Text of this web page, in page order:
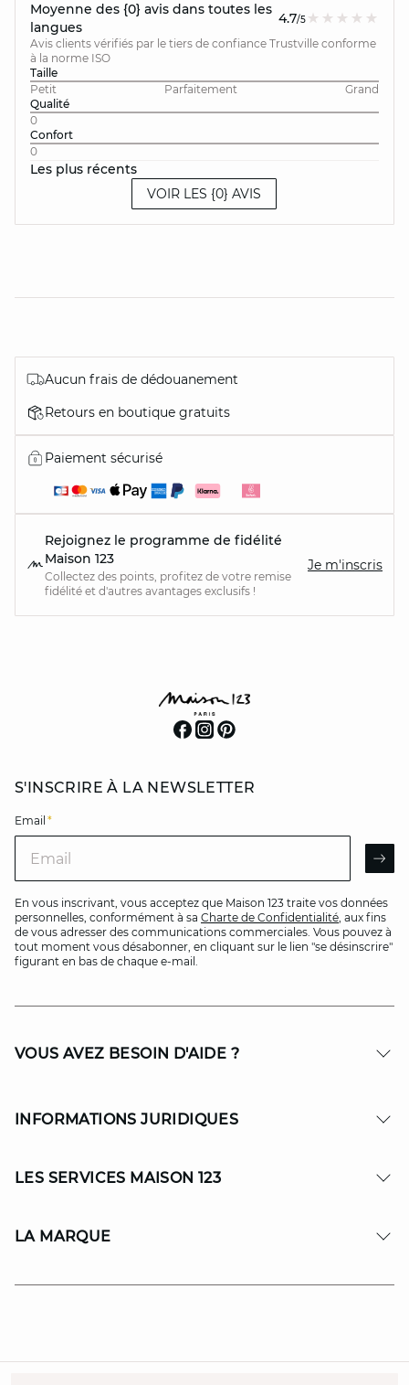
Moyenne des {0} avis dans toutes les
langues
4.7/5
Avis clients vérifiés par le tiers de confiance Trustville conforme
à la norme ISO
Taille
Petit
Parfaitement
Grand
Qualité
0
Confort
0
Les plus récents
VOIR LES {0} AVIS
Aucun frais de dédouanement
Retours en boutique gratuits
Paiement sécurisé
Rejoignez le programme de fidélité
Maison 123
Collectez des points, profitez de votre remise
fidélité et d'autres avantages exclusifs !
Je m'inscris
S'INSCRIRE À LA NEWSLETTER
Email *
En vous inscrivant, vous acceptez que Maison 123 traite vos données
personnelles, conformément à sa Charte de Confidentialité, aux fins
de vous adresser des communications commerciales. Vous pouvez à
tout moment vous désabonner, en cliquant sur le lien "se désinscrire"
figurant en bas de chaque e-mail.
VOUS AVEZ BESOIN D'AIDE ?
INFORMATIONS JURIDIQUES
LES SERVICES MAISON 123
LA MARQUE